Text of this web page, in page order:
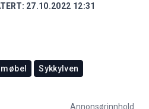
27.10.2022 12:31
møbel Sykkylven
Annonsørinnhold